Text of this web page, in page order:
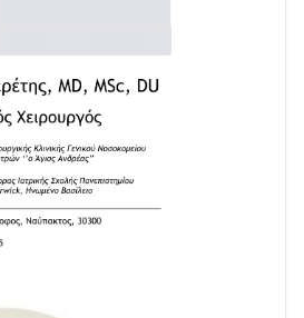
ΣΤΟΝ ΑΓΙΟ ΗΛΙΑ ΠΡΙΝ ΤΗ